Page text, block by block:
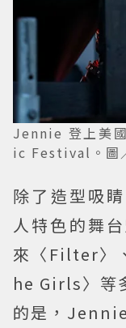
Jennie 登上美
ic Festival。圖
除了造型吸
人特色的舞
來〈Filter〉
he Girls〉等
的是，